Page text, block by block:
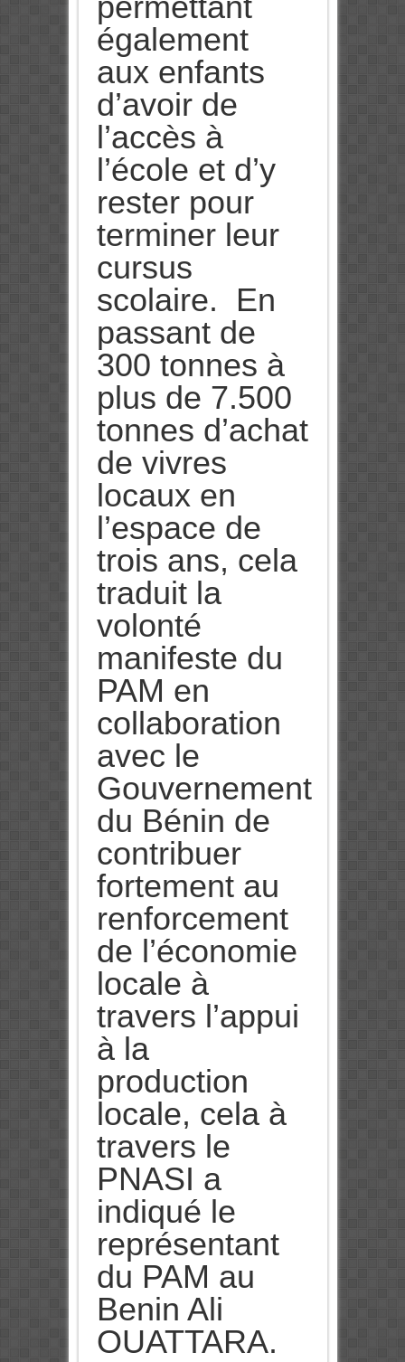
également
aux enfants
d’avoir de
l’accès à
l’école et d’y
rester pour
terminer leur
cursus
scolaire. En
passant de
300 tonnes à
plus de 7.500
tonnes d’achat
de vivres
locaux en
l’espace de
trois ans, cela
traduit la
volonté
manifeste du
PAM en
collaboration
avec le
Gouvernement
du Bénin de
contribuer
fortement au
renforcement
de l’économie
locale à
travers l’appui
à la
production
locale, cela à
travers le
PNASI a
indiqué le
représentant
du PAM au
Benin Ali
OUATTARA.